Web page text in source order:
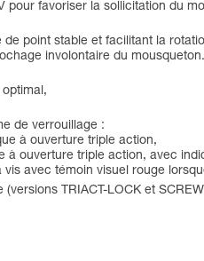
pour favoriser la sollicitation du
point stable et facilitant la
involontaire du mousqueton.
de verrouillage :
à ouverture triple action,
à ouverture triple action, avec
avec témoin visuel rouge
TRIACT-LOCK et